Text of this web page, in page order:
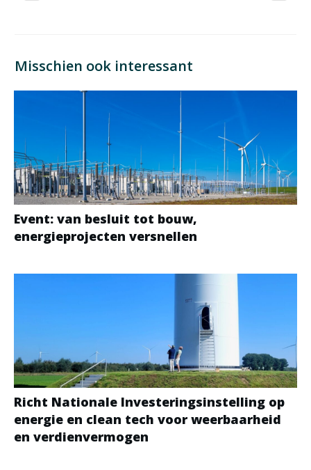
Misschien ook interessant
Event: van besluit tot bouw,
energieprojecten versnellen
Richt Nationale Investeringsinstelling op
energie en clean tech voor weerbaarheid
en verdienvermogen